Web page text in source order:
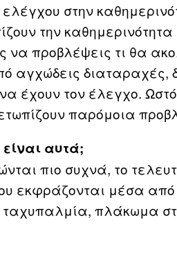
στην
την
να προβλέψεις τι θα
αγχώδεις διαταραχές,
έχουν τον έλεγχο.
παρόμοια
αυτά;
πιο συχνά, το
εκφράζονται μέσα
πλάκωμα